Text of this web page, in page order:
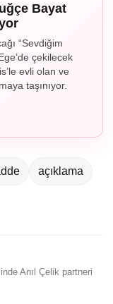
Bayat
“Sevdiğim
çekilecek
evli olan ve
taşınıyor.
açıklama
Anıl Çelik partneri